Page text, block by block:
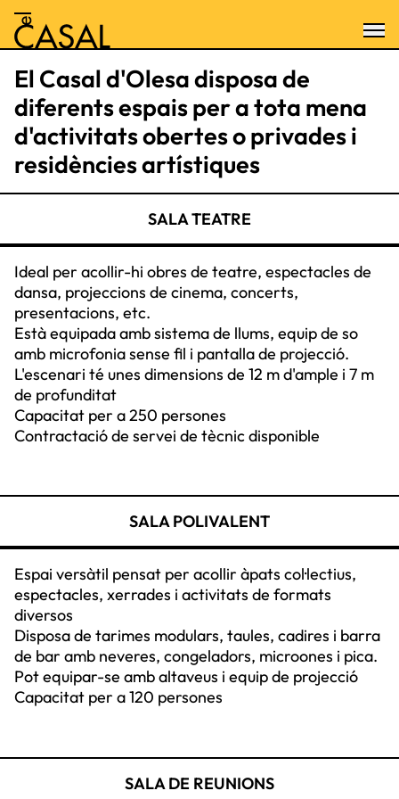
El Casal d'Olesa disposa de
diferents espais per a tota mena
d'activitats obertes o privades i
residències artístiques
SALA TEATRE
Ideal per acollir-hi obres de teatre, espectacles de
dansa, projeccions de cinema, concerts,
presentacions, etc.
Està equipada amb sistema de llums, equip de so
amb microfonia sense fil i pantalla de projecció.
L'escenari té unes dimensions de 12 m d'ample i 7 m
de profunditat
Capacitat per a 250 persones
Contractació de servei de tècnic disponible
SALA POLIVALENT
Espai versàtil pensat per acollir àpats col·lectius,
espectacles, xerrades i activitats de formats
diversos
Disposa de tarimes modulars, taules, cadires i barra
de bar amb neveres, congeladors, microones i pica.
Pot equipar-se amb altaveus i equip de projecció
Capacitat per a 120 persones
SALA DE REUNIONS